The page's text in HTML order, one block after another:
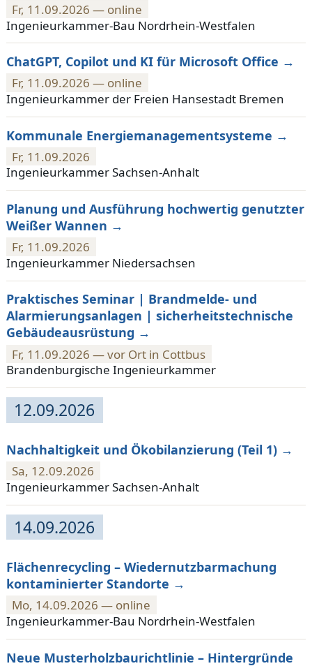
Fr, 11.09.2026 — online
Ingenieurkammer-Bau Nordrhein-Westfalen
ChatGPT, Copilot und KI für Microsoft Office
Fr, 11.09.2026 — online
Ingenieurkammer der Freien Hansestadt Bremen
Kommunale Energiemanagementsysteme
Fr, 11.09.2026
Ingenieurkammer Sachsen-Anhalt
Planung und Ausführung hochwertig genutzter
Weißer Wannen
Fr, 11.09.2026
Ingenieurkammer Niedersachsen
Praktisches Seminar | Brandmelde- und
Alarmierungsanlagen | sicherheitstechnische
Gebäudeausrüstung
Fr, 11.09.2026 — vor Ort in Cottbus
Brandenburgische Ingenieurkammer
12.09.2026
Nachhaltigkeit und Ökobilanzierung (Teil 1)
Sa, 12.09.2026
Ingenieurkammer Sachsen-Anhalt
14.09.2026
Flächenrecycling – Wiedernutzbarmachung
kontaminierter Standorte
Mo, 14.09.2026 — online
Ingenieurkammer-Bau Nordrhein-Westfalen
Neue Musterholzbaurichtlinie – Hintergründe